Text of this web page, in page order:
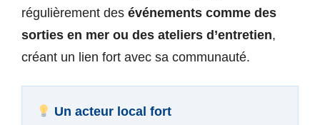
régulièrement des événements comme des
sorties en mer ou des ateliers d’entretien,
créant un lien fort avec sa communauté.
Un acteur local fort